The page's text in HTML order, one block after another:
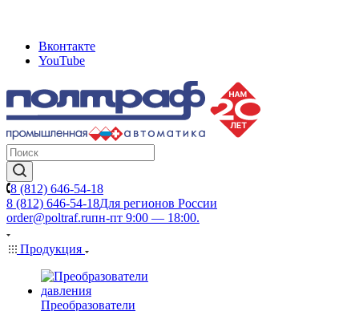
Вконтакте
YouTube
8 (812) 646-54-18
8 (812) 646-54-18Для регионов России
order@poltraf.ruпн-пт 9:00 — 18:00.
Продукция
Преобразователи